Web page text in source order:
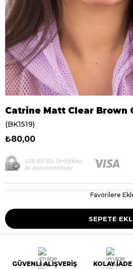
Catrine Matt Clear Brown
(BK1519)
₺80,00
Favorilere
GÜVENLİ ALIŞVERİŞ KOLAY İADE